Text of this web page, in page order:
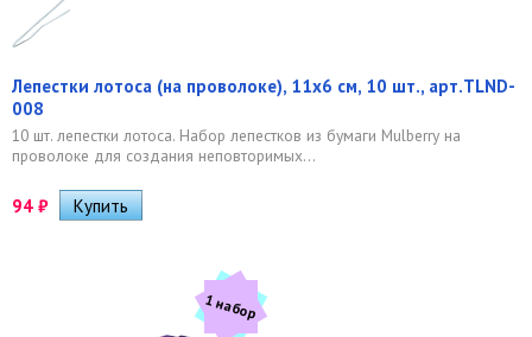
Лепестки лотоса (на проволоке), 11х6 см, 10 шт., арт.TLND-
008
10 шт. лепестки лотоса. Набор лепестков из бумаги Mulberry на
проволоке для создания неповторимых...
94 ₽
1 набор